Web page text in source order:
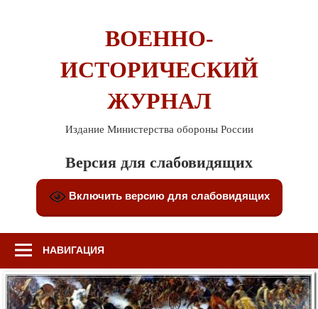
ВОЕННО-
ИСТОРИЧЕСКИЙ
ЖУРНАЛ
Издание Министерства обороны России
Версия для слабовидящих
Включить версию для слабовидящих
НАВИГАЦИЯ